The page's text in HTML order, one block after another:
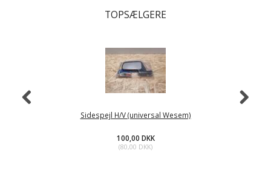
TOPSÆLGERE
Sidespejl H/V (universal Wesem)
100,00 DKK
(80,00 DKK)